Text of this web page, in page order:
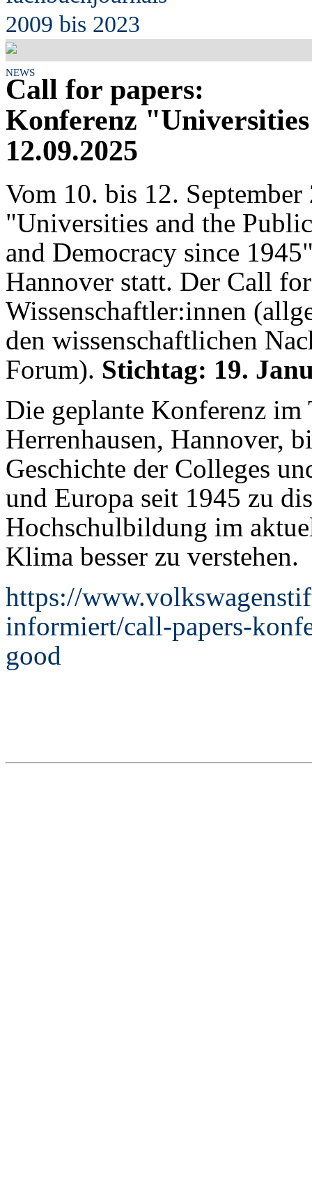
2009 bis 2023
NEWS
Call for papers:
Konferenz
12.09.2025
Vom 10. bis 12.
"Universities and the
and Democracy since
Hannover statt. Der Call
Wissenschaftler:innen
den wissenschaftlichen
Forum). Stichtag: 19.
Die geplante Konferenz im
Herrenhausen, Hannover,
Geschichte der Colleges
und Europa seit 1945 zu
Hochschulbildung im
Klima besser zu verstehen.
https://
informiert/call-papers-
good